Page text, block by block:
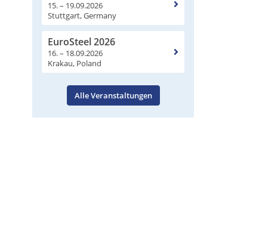
15. – 19.09.2026
Stuttgart, Germany
EuroSteel 2026
16. – 18.09.2026
Krakau, Poland
Alle Veranstaltungen